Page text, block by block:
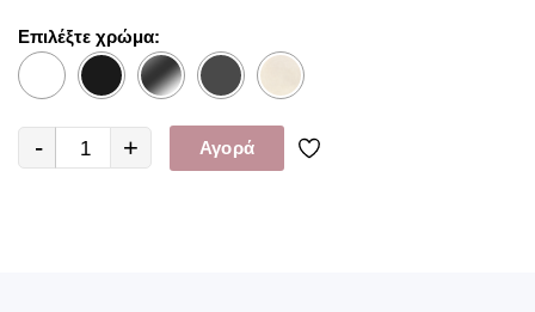
Επιλέξτε χρώμα:
- + Αγορά